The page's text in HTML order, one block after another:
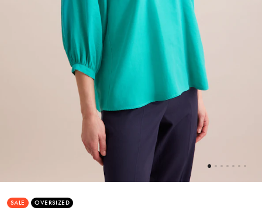
SALE OVERSIZED